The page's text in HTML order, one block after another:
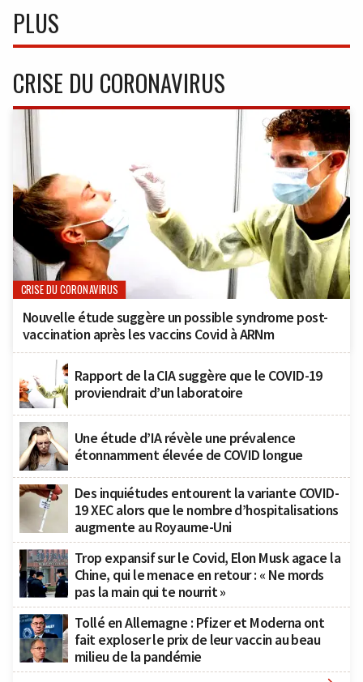
PLUS
CRISE DU CORONAVIRUS
CRISE DU CORONAVIRUS
Nouvelle étude suggère un possible syndrome post-
vaccination après les vaccins Covid à ARNm
Rapport de la CIA suggère que le COVID-19
proviendrait d’un laboratoire
Une étude d’IA révèle une prévalence
étonnamment élevée de COVID longue
Des inquiétudes entourent la variante COVID-
19 XEC alors que le nombre d’hospitalisations
augmente au Royaume-Uni
Trop expansif sur le Covid, Elon Musk agace la
Chine, qui le menace en retour : « Ne mords
pas la main qui te nourrit »
Tollé en Allemagne : Pfizer et Moderna ont
fait exploser le prix de leur vaccin au beau
milieu de la pandémie